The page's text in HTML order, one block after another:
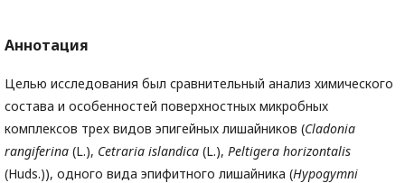
Аннотация
Целью исследования был сравнительный анализ химического
состава и особенностей поверхностных микробных
комплексов трех видов эпигейных лишайников (Cladonia
rangiferina (L.), Cetraria islandica (L.), Peltigera horizontalis
(Huds.)), одного вида эпифитного лишайника (Hypogymni